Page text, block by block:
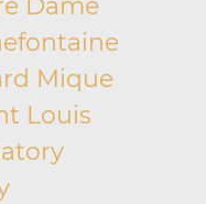
Dame
Mique
Louis